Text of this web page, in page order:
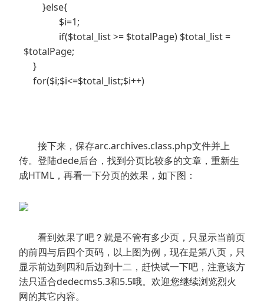
}else{
$i=1;
if($total_list >= $totalPage) $total_list =
$totalPage;
}
for($i;$i<=$total_list;$i++)
接下来，保存arc.archives.class.php文件并上
传。登陆dede后台，找到分页比较多的文章，重新生
成HTML，再看一下分页的效果，如下图：
看到效果了吧？就是不管有多少页，只显示当前页
的前四与后四个页码，以上图为例，现在是第八页，只
显示前边到四和后边到十二，赶快试一下吧，注意该方
法只适合dedecms5.3和5.5哦。欢迎您继续浏览烈火
网的其它内容。